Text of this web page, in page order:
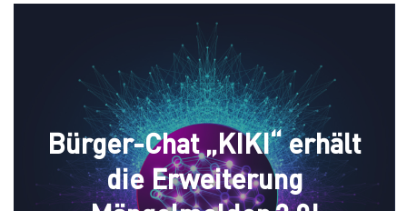
Bürger-Chat „KIKI“ erhält
die Erweiterung